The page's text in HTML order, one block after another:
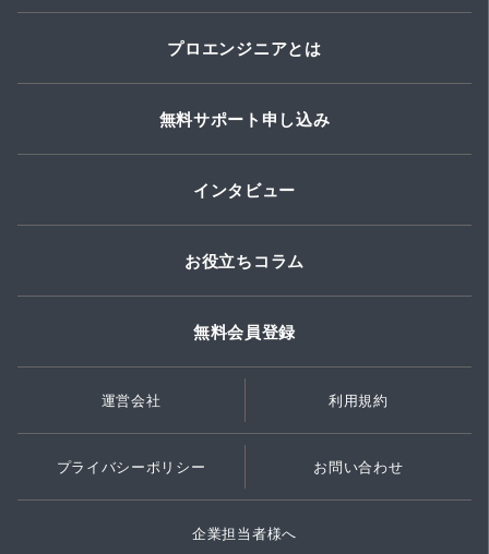
プロエンジニアとは
無料サポート申し込み
インタビュー
お役立ちコラム
無料会員登録
運営会社 利用規約
プライバシーポリシー お問い合わせ
企業担当者様へ